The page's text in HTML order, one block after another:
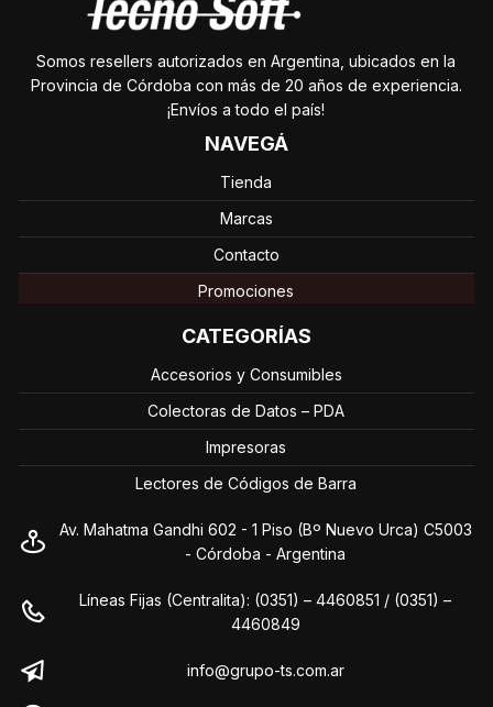
Somos resellers autorizados en Argentina, ubicados en la
Provincia de Córdoba con más de 20 años de experiencia.
¡Envíos a todo el país!
NAVEGÁ
Tienda
Marcas
Contacto
Promociones
CATEGORÍAS
Accesorios y Consumibles
Colectoras de Datos – PDA
Impresoras
Lectores de Códigos de Barra
Av. Mahatma Gandhi 602 - 1 Piso (Bº Nuevo Urca) C5003
- Córdoba - Argentina
Líneas Fijas (Centralita): (0351) – 4460851 / (0351) –
4460849
info@grupo-ts.com.ar